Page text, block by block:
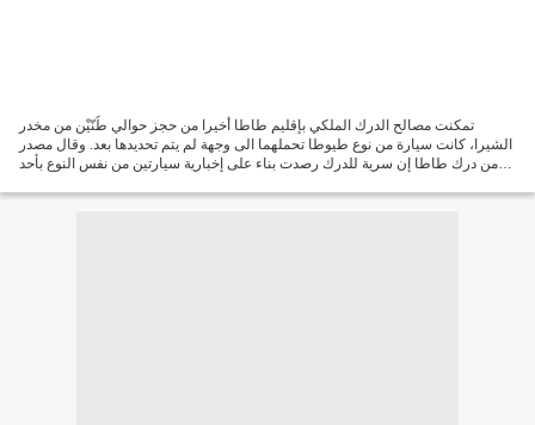
تمكنت مصالح الدرك الملكي بإقليم طاطا أخيرا من حجز حوالي طُنّيْن من مخدر
الشيرا، كانت سيارة من نوع طيوطا تحملهما الى وجهة لم يتم تحديدها بعد. وقال مصدر
من درك طاطا إن سرية للدرك رصدت بناء على إخبارية سيارتين من نفس النوع بأحد